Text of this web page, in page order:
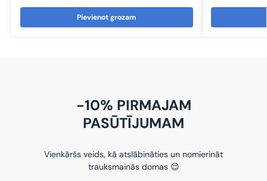
Pievienot grozam
-10% PIRMAJAM
PASŪTĪJUMAM
Vienkāršs veids, kā atslābināties un nomierināt
trauksmainās domas 😌